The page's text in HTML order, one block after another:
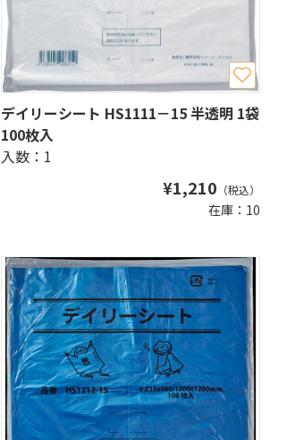
デイリーシート HS1111－15 半透明 1袋
100枚入
入数：1
¥1,210 （税込）
在庫：10